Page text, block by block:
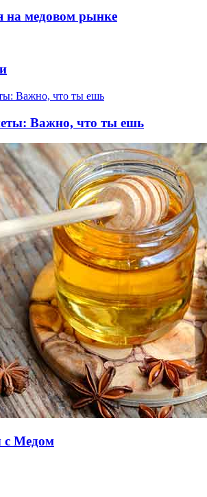
на медовом рынке
Важно, что ты ешь
с Медом